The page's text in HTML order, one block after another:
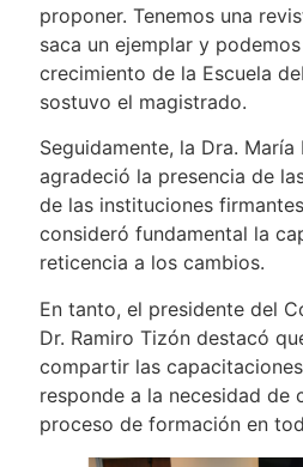
proponer. Tenemos una
saca un ejemplar y
crecimiento de la Escuela
sostuvo el magistrado.
Seguidamente, la Dra. María
agradeció la presencia de
de las instituciones
consideró fundamental la
reticencia a los cambios.
En tanto, el presidente del
Dr. Ramiro Tizón destacó
compartir las
responde a la necesidad de
proceso de formación en